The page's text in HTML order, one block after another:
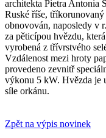
architekta Pietra Antonia
Ruské říše,
obnovován, naposledy v
za pěticípou hvězdu,
vyrobená z třívrstvého
Vzdálenost mezi hroty
provedeno zevnitř
výkonu 5 kW. Hvězda je
síle orkánu.
Zpět na výpis novinek